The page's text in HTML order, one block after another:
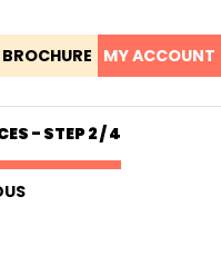
BROCHURE MY ACCOUNT
- STEP 2 / 4